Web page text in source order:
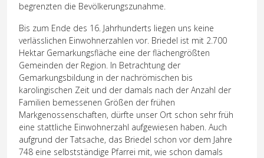
begrenzten die Bevölkerungszunahme.
Bis zum Ende des 16. Jahrhunderts liegen uns keine
verlässlichen Einwohnerzahlen vor. Briedel ist mit 2.700
Hektar Gemarkungsfläche eine der flächengrößten
Gemeinden der Region. In Betrachtung der
Gemarkungsbildung in der nachrömischen bis
karolingischen Zeit und der damals nach der Anzahl der
Familien bemessenen Größen der frühen
Markgenossenschaften, dürfte unser Ort schon sehr früh
eine stattliche Einwohnerzahl aufgewiesen haben. Auch
aufgrund der Tatsache, das Briedel schon vor dem Jahre
748 eine selbstständige Pfarrei mit, wie schon damals